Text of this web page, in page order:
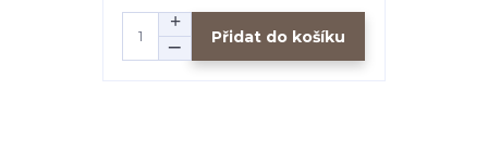
Přidat do košíku